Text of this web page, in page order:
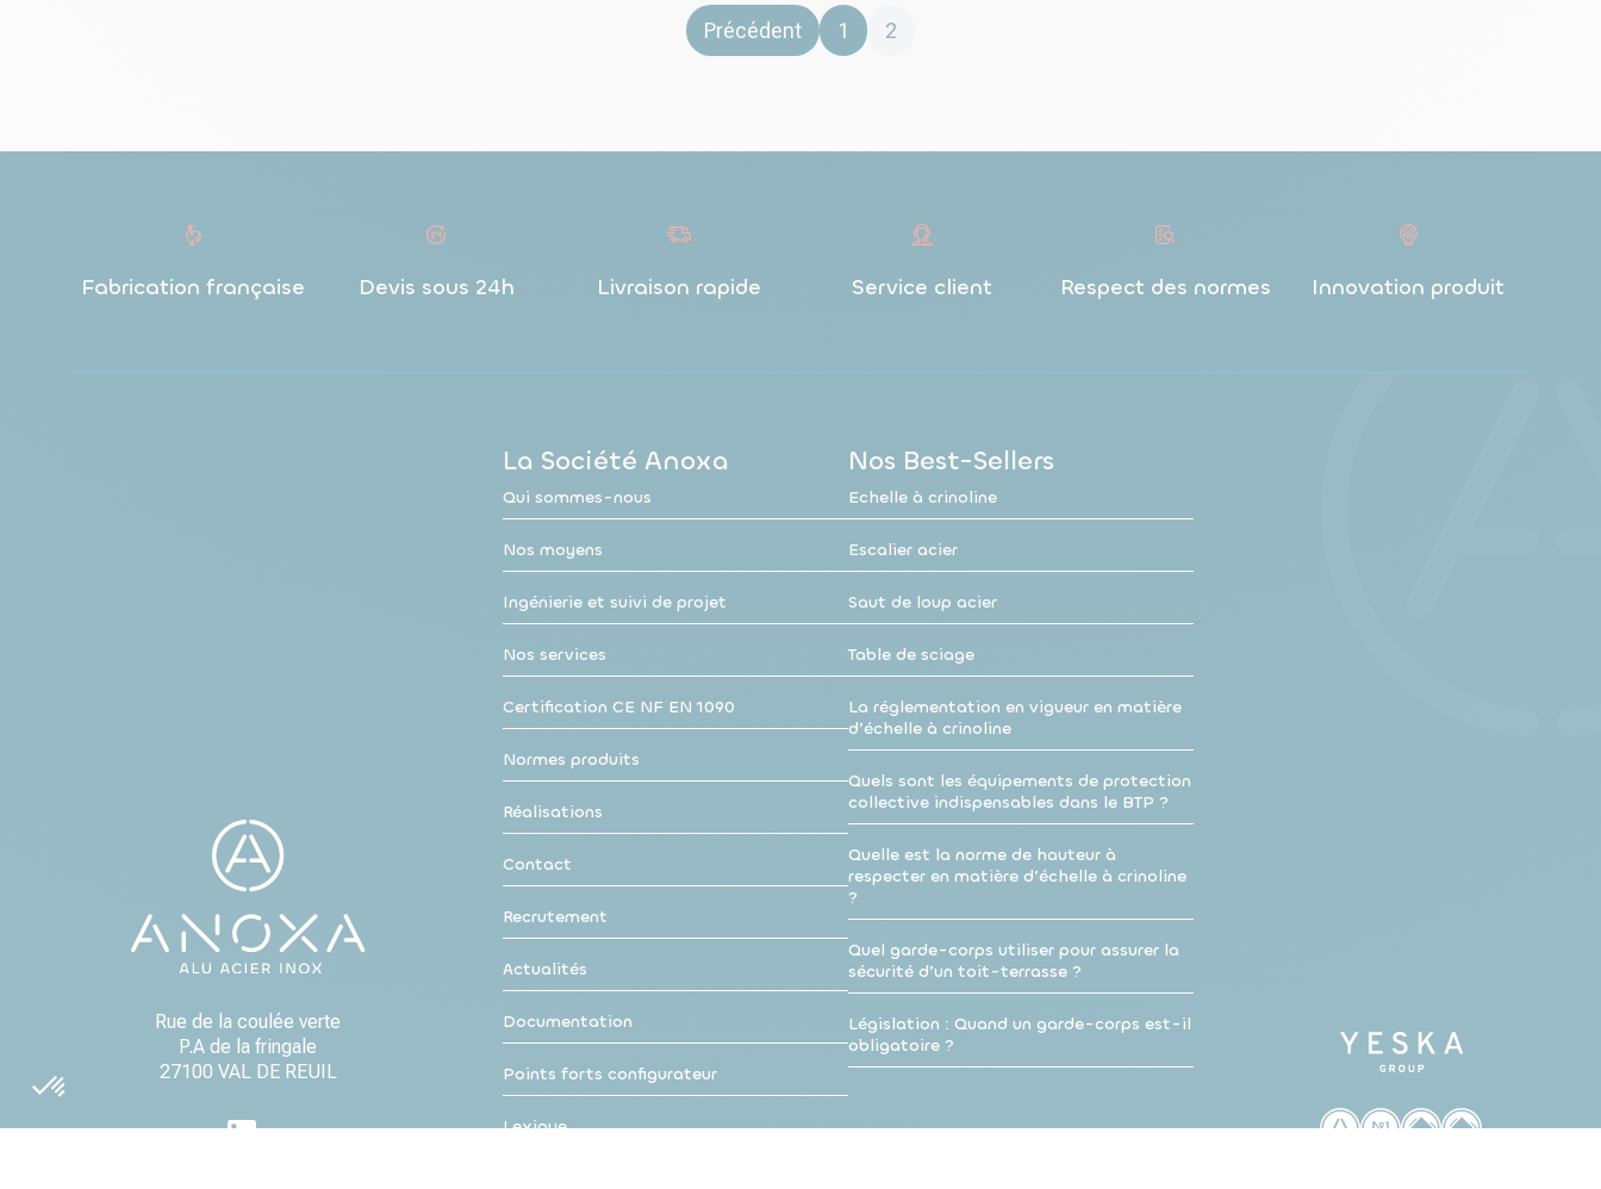
Pagination
des
Précédent 1 2
Fabrication française Devis sous 24h Livraison rapide Service client Respect des normes Innovation produit
Rue de la coulée verte
P.A de la fringale
27100 VAL DE REUIL
La Société Anoxa
Qui sommes-nous
Nos moyens
Ingénierie et suivi de projet
Nos services
Certification CE NF EN 1090
Normes produits
Réalisations
Contact
Recrutement
Actualités
Documentation
Points forts configurateur
Lexique
Nos Best-Sellers
Echelle à crinoline
Escalier acier
Saut de loup acier
Table de sciage
La réglementation en vigueur en matière
d’échelle à crinoline
Quels sont les équipements de protection
collective indispensables dans le BTP ?
Quelle est la norme de hauteur à
respecter en matière d’échelle à crinoline
?
Quel garde-corps utiliser pour assurer la
sécurité d’un toit-terrasse ?
Législation : Quand un garde-corps est-il
obligatoire ?